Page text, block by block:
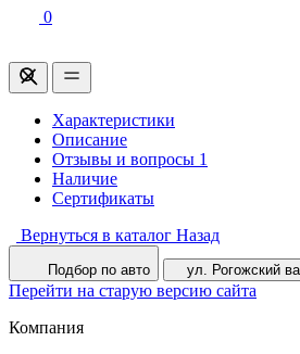
0
Характеристики
Описание
Отзывы и вопросы 1
Наличие
Сертификаты
Вернуться в каталог Назад
Подбор по авто ул. Рогожский
Перейти на старую версию сайта
Компания